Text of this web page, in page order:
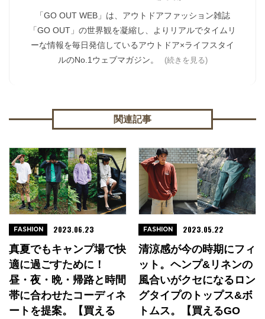
「GO OUT WEB」は、アウトドアファッション雑誌
「GO OUT」の世界観を凝縮し、よりリアルでタイムリ
ーな情報を毎日発信しているアウトドア×ライフスタイ
ルのNo.1ウェブマガジン。
(続きを見る)
関連記事
真夏でもキャンプ場で快
適に過ごすために！
昼・夜・晩・帰路と時間
帯に合わせたコーディネ
ートを提案。【買える
FASHION 2023.06.23
清涼感が今の時期にフィ
ット。ヘンプ&リネンの
風合いがクセになるロン
グタイプのトップス&ボ
トムス。【買えるGO
FASHION 2023.05.22